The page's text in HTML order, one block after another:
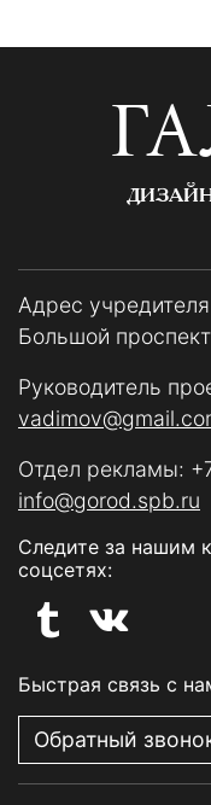
Адрес
Большой
Руководитель
Отдел рекламы:
info@gorod.spb.ru
Следите за нашим
соцсетях:
Быстрая связь с
Обратный